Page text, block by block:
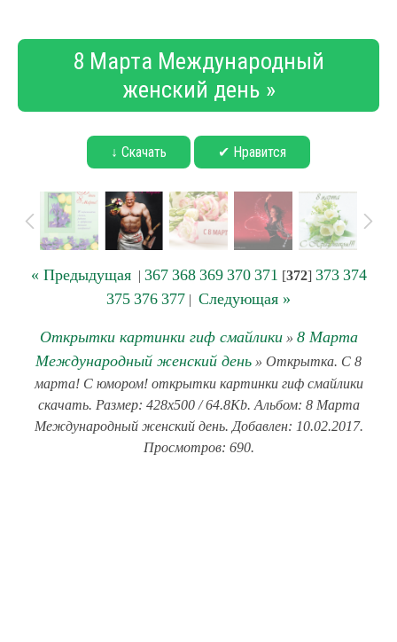
8 Марта Международный
женский день »
↓ Скачать ✔ Нравится
« Предыдущая| 367 368 369 370 371 [372] 373 374
375 376 377 | Следующая »
Открытки картинки гиф смайлики» 8 Марта
Международный женский день » Открытка. С 8
марта! С юмором! открытки картинки гиф смайлики
скачать. Размер: 428x500 / 64.8Kb. Альбом: 8 Марта
Международный женский день. Добавлен: 10.02.2017.
Просмотров: 690.